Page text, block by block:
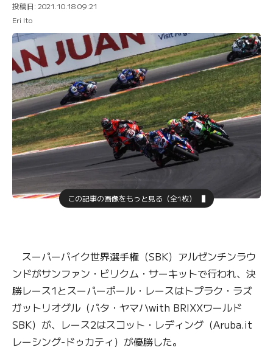
投稿日: 2021.10.18 09:21
Eri Ito
この記事の画像をもっと見る（全1枚）
スーパーバイク世界選手権（SBK）アルゼンチンラウ
ンドがサンファン・ビリクム・サーキットで行われ、決
勝レース1とスーパーポール・レースはトプラク・ラズ
ガットリオグル（パタ・ヤマハwith BRIXXワールド
SBK）が、レース2はスコット・レディング（Aruba.it
レーシング-ドゥカティ）が優勝した。